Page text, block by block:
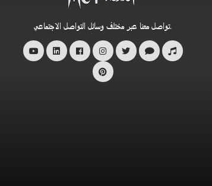
تواصل معنا عبر مختلف وسائل التواصل الاجتماعي.